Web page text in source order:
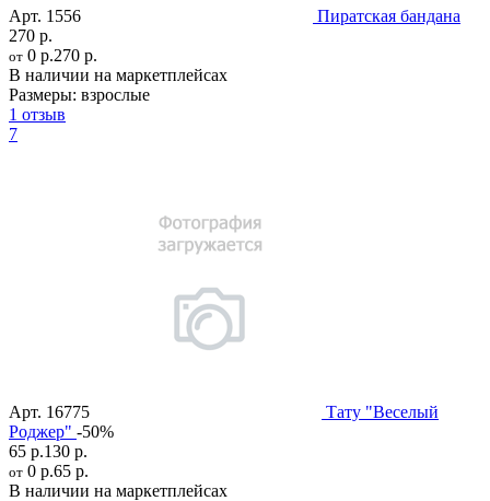
Арт. 1556
Пиратская бандана
270 р.
от 0 р.270 р.
В наличии на маркетплейсах
Размеры: взрослые
1 отзыв
7
Арт. 16775
Тату "Веселый
Роджер" -50%
65 р.130 р.
от 0 р.65 р.
В наличии на маркетплейсах